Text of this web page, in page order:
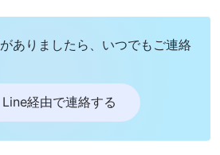
ありましたら、いつでもご連絡
Line経由で連絡する